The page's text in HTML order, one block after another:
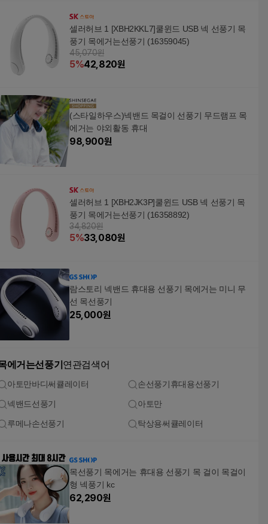
셀러허브 1 [XBH2KKL7]쿨윈드 USB 넥 선풍기 목
풍기 목에거는선풍기 (16359045)
45,070원
5%42,820원
(스타일하우스)넥밴드 목걸이 선풍기 무드램프 목
에거는 야외활동 휴대
98,900원
셀러허브 1 [XBH2JK3P]쿨윈드 USB 넥 선풍기 목
풍기 목에거는선풍기 (16358892)
34,820원
5%33,080원
람스토리 넥밴드 휴대용 선풍기 목에거는 미니 무
선 목선풍기
25,000원
에거는선풍기 연관검색어
아토만바디써큘레이터 손선풍기휴대용선풍기
넥밴드선풍기 아토만
루메나손선풍기 탁상용써큘레이터
목선풍기 목에거는 휴대용 선풍기 목 걸이 목걸이
형 넥풍기 kc
62,290원